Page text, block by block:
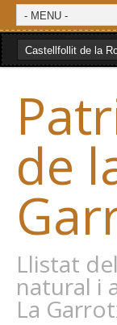
de
Llistat
natural i
La